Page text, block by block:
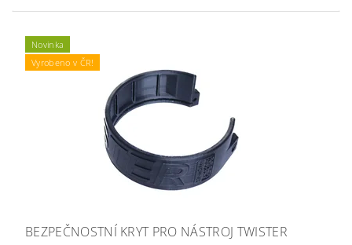
Novinka
Vyrobeno v ČR!
BEZPEČNOSTNÍ KRYT PRO NÁSTROJ TWISTER